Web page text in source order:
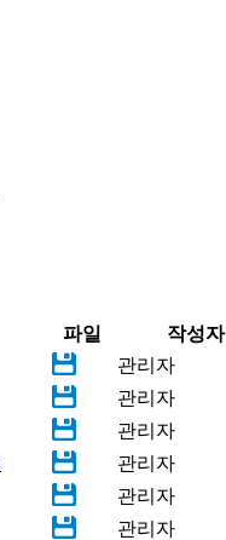
파일 작성자
관리자
관리자
관리자
관리자
관리자
관리자